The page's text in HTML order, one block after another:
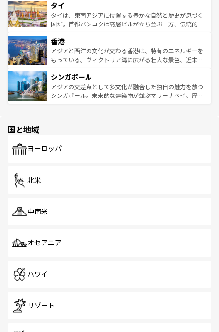
リティに包まれながら、韓国の多彩な魅力を心ゆくまで味
わってみてほしい。 なお、新着の韓国情報はコンテンツ一
覧を参照してほしい。
急速な発展と共に伝統が息づく。ハノイの古い町並みやホ
ーチミン市のフランス統治時代の建物も、独特の雰囲気を
醸し出している。また、バラエティの豊かさとおいしさで
とつ。フォーやバインミー、ベトナムコーヒーなどは、ぜ
ひ現地で味わいたい。どの地域を訪れてもあたたかい人々
が旅行者を迎えてくれるので、きっと忘れられない旅にな
参照してほしい。
タイ
タイは、東南アジアに位置する豊かな自然と歴史が息づく
国だ。首都バンコクは高層ビルが立ち並ぶ一方、伝統的な
の活気が交差している。北部ではチェンマイなどの山岳地
帯で自然と触れ合い、南部ではプーケットやクラビの美し
いビーチでリゾート気分を楽しむことができる。タイ料理
激する。気候は一年中温暖で、どの季節にも異なる楽しみ
が待っている。親しみやすいタイの人々、仏教を中心とし
た文化、そして多様な観光資源が、訪れる旅人を魅了し続
香港
アジアと西洋の文化が交わる香港は、特有のエネルギーを
もっている。ヴィクトリア湾に広がる壮大な景色、近未来
み、どこを訪れても感動するはず。観光スポットが密集し
ており、効率よく見どころを回れるのも魅力。息をのむよ
うな絶景から文化的な体験まで、香港を存分に楽しみ尽く
シンガポール
アジアの交差点として多文化が融合した独自の魅力を放つ
シンガポール。未来的な建築物が並ぶマリーナベイ、歴史
で、ホーカーズは地元の風情を楽しめる外せないスポット
国と地域
ヨーロッパ
北米
中南米
オセアニア
ハワイ
リゾート